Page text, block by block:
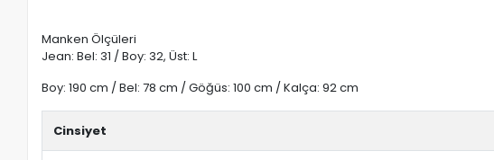
Manken Ölçüleri
Jean: Bel: 31 / Boy: 32, Üst: L
Boy: 190 cm / Bel: 78 cm / Göğüs: 100 cm / Kalça: 92 cm
Cinsiyet